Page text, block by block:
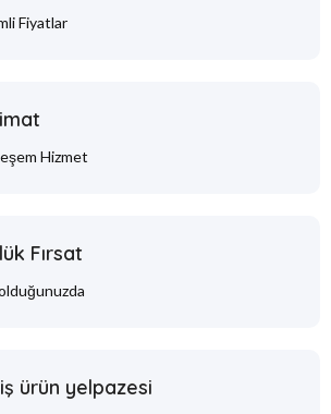
Fiyatlar
Hizmet
Fırsat
ürün yelpazesi